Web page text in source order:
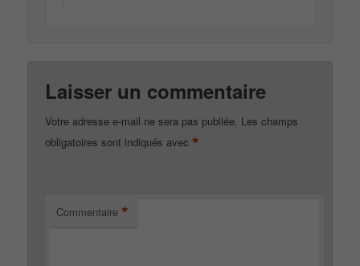
Laisser un commentaire
Votre adresse e-mail ne sera pas publiée. Les champs
obligatoires sont indiqués avec *
Commentaire *